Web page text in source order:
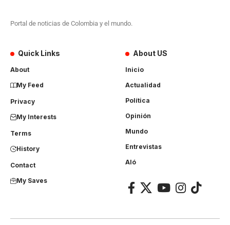
Portal de noticias de Colombia y el mundo.
Quick Links
About
My Feed
Privacy
My Interests
Terms
History
Contact
My Saves
About US
Inicio
Actualidad
Política
Opinión
Mundo
Entrevistas
Aló